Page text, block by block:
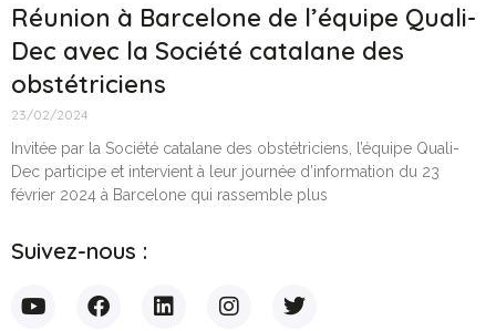
Réunion à Barcelone de l’équipe Quali-
Dec avec la Société catalane des
obstétriciens
23/02/2024
Invitée par la Société catalane des obstétriciens, l’équipe Quali-
Dec participe et intervient à leur journée d’information du 23
février 2024 à Barcelone qui rassemble plus
Suivez-nous :